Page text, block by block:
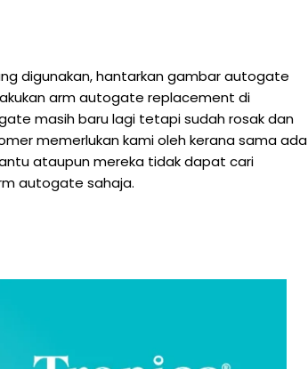
digunakan, hantarkan gambar autogate
arm autogate replacement di
masih baru lagi tetapi sudah rosak dan
memerlukan kami oleh kerana sama ada
ataupun mereka tidak dapat cari
autogate sahaja.